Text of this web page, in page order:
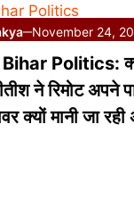
—November 24,
Politics:
ने रिमोट अपने
क्यों मानी जा रही